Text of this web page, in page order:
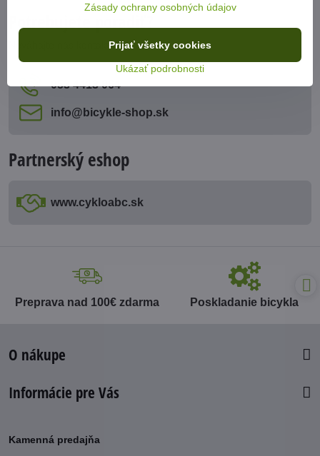
Potrebujete poradiť?
Neváhajte nás kontaktovať
053 4413 064
info​@bicykle-shop​.sk
Partnerský eshop
www​.cykloabc​.sk
Preprava nad 100€ zdarma Poskladanie bicykla
O nákupe
Informácie pre Vás
Kamenná predajňa
Zásady ochrany osobných údajov
Ukázať podrobnosti
Prijať všetky cookies